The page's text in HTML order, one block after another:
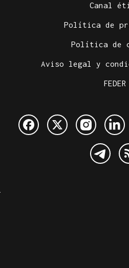
Canal
Política de
Política de
Aviso legal y
FEDER